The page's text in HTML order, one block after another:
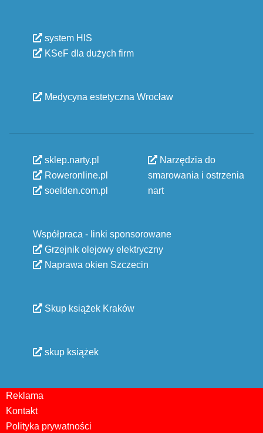
system HIS
KSeF dla dużych firm
Medycyna estetyczna Wrocław
sklep.narty.pl
Roweronline.pl
soelden.com.pl
Narzędzia do
smarowania i ostrzenia
nart
Współpraca - linki sponsorowane
Grzejnik olejowy elektryczny
Naprawa okien Szczecin
Skup książek Kraków
skup książek
Reklama
Kontakt
Polityka prywatności